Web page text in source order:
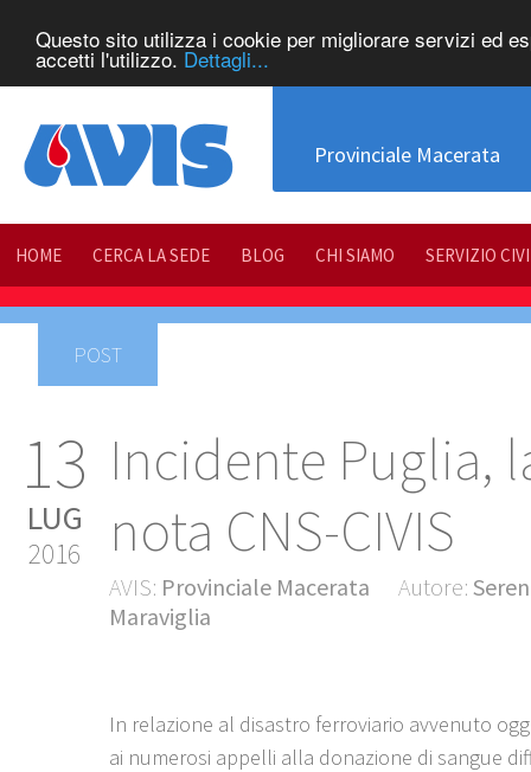
Questo sito utilizza i cookie per migliorare servizi ed
accetti l'utilizzo. Dettagli...
Provinciale Macerata
HOME CERCA LA SEDE BLOG CHI SIAMO SERVIZIO
POST
13
LUG
2016
Incidente Puglia,
nota CNS-CIVIS
AVIS: Provinciale Macerata Autore:
Maraviglia
In relazione al disastro ferroviario avvenuto
ai numerosi appelli alla donazione di sangue